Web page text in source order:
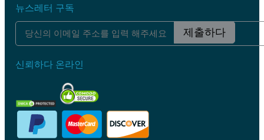
뉴스레터 구독
제출하다
신뢰하다 온라인